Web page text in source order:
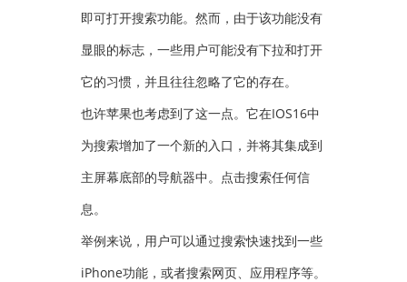
即可打开搜索功能。然而，由于该功能没有
显眼的标志，一些用户可能没有下拉和打开
它的习惯，并且往往忽略了它的存在。
也许苹果也考虑到了这一点。它在IOS16中
为搜索增加了一个新的入口，并将其集成到
主屏幕底部的导航器中。点击搜索任何信
息。
举例来说，用户可以通过搜索快速找到一些
iPhone功能，或者搜索网页、应用程序等。